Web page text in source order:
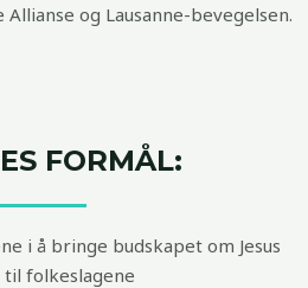
og Lausanne-bevegelsen.
FORMÅL:
i å bringe budskapet om Jesus
til folkeslagene